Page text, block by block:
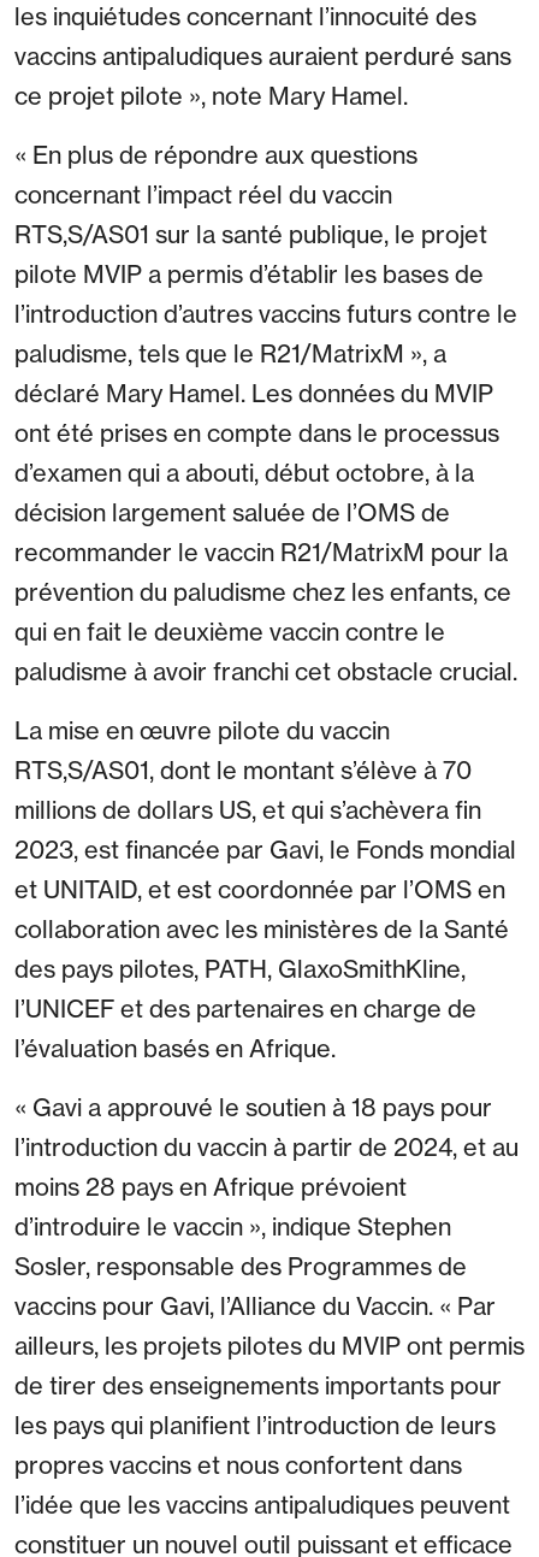
les inquiétudes concernant l’innocuité des
vaccins antipaludiques auraient perduré sans
ce projet pilote », note Mary Hamel.
« En plus de répondre aux questions
concernant l’impact réel du vaccin
RTS,S/AS01 sur la santé publique, le projet
pilote MVIP a permis d’établir les bases de
l’introduction d’autres vaccins futurs contre le
paludisme, tels que le R21/MatrixM », a
déclaré Mary Hamel. Les données du MVIP
ont été prises en compte dans le processus
d’examen qui a abouti, début octobre, à la
décision largement saluée de l’OMS de
recommander le vaccin R21/MatrixM pour la
prévention du paludisme chez les enfants, ce
qui en fait le deuxième vaccin contre le
paludisme à avoir franchi cet obstacle crucial.
La mise en œuvre pilote du vaccin
RTS,S/AS01, dont le montant s’élève à 70
millions de dollars US, et qui s’achèvera fin
2023, est financée par Gavi, le Fonds mondial
et UNITAID, et est coordonnée par l’OMS en
collaboration avec les ministères de la Santé
des pays pilotes, PATH, GlaxoSmithKline,
l’UNICEF et des partenaires en charge de
l’évaluation basés en Afrique.
« Gavi a approuvé le soutien à 18 pays pour
l’introduction du vaccin à partir de 2024, et au
moins 28 pays en Afrique prévoient
d’introduire le vaccin », indique Stephen
Sosler, responsable des Programmes de
vaccins pour Gavi, l’Alliance du Vaccin. « Par
ailleurs, les projets pilotes du MVIP ont permis
de tirer des enseignements importants pour
les pays qui planifient l’introduction de leurs
propres vaccins et nous confortent dans
l’idée que les vaccins antipaludiques peuvent
constituer un nouvel outil puissant et efficace